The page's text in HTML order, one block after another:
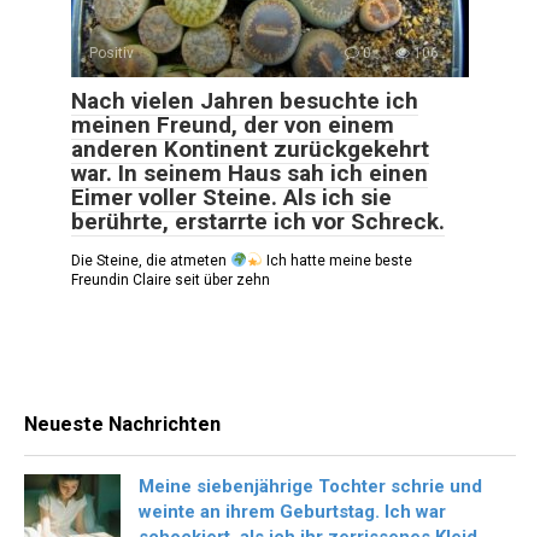
Positiv 0 106
Nach vielen Jahren besuchte ich
meinen Freund, der von einem
anderen Kontinent zurückgekehrt
war. In seinem Haus sah ich einen
Eimer voller Steine. Als ich sie
berührte, erstarrte ich vor Schreck.
Die Steine, die atmeten
Ich hatte meine beste
Freundin Claire seit über zehn
Neueste Nachrichten
Meine siebenjährige Tochter schrie und
weinte an ihrem Geburtstag. Ich war